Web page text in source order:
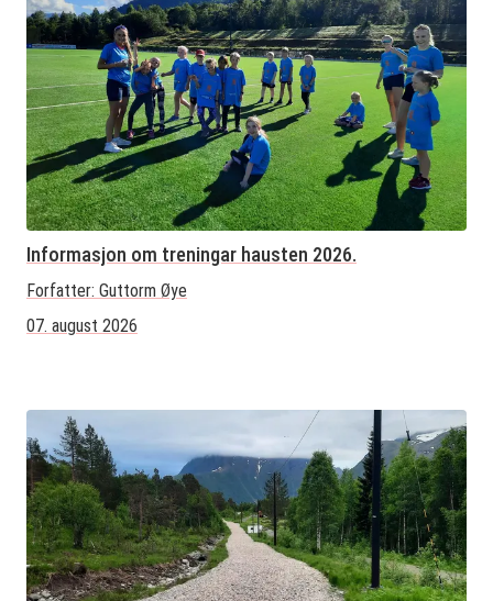
Informasjon om treningar hausten 2026.
Forfatter: Guttorm Øye
07. august 2026